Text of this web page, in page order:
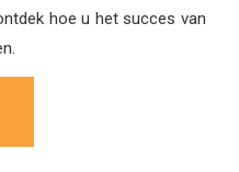
hoe u het succes van